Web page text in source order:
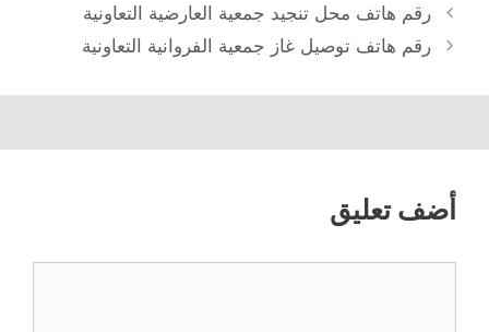
رقم هاتف محل تنجيد جمعية العارضية التعاونية
رقم هاتف توصيل غاز جمعية الفروانية التعاونية
أضف تعليق